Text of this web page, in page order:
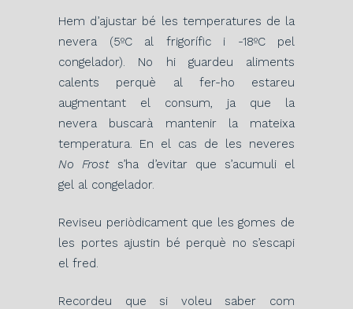
Hem d’ajustar bé les temperatures de la
nevera (5ºC al frigorífic i -18ºC pel
congelador). No hi guardeu aliments
calents perquè al fer-ho estareu
augmentant el consum, ja que la
nevera buscarà mantenir la mateixa
temperatura. En el cas de les neveres
No Frost s’ha d’evitar que s’acumuli el
gel al congelador.
Reviseu periòdicament que les gomes de
les portes ajustin bé perquè no s’escapi
el fred.
Recordeu que si voleu saber com